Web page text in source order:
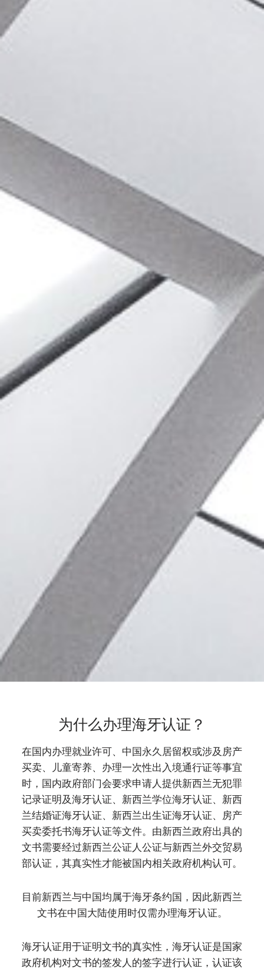
为什么办理海牙认证？
在国内办理就业许可、中国永久居留权或涉及房产
买卖、儿童寄养、办理一次性出入境通行证等事宜
时，国内政府部门会要求申请人提供新西兰无犯罪
记录证明及海牙认证、新西兰学位海牙认证、新西
兰结婚证海牙认证、新西兰出生证海牙认证、房产
买卖委托书海牙认证等文件。由新西兰政府出具的
文书需要经过新西兰公证人公证与新西兰外交贸易
部认证，其真实性才能被国内相关政府机构认可。
目前新西兰与中国均属于海牙条约国，因此新西兰
文书在中国大陆使用时仅需办理海牙认证。
海牙认证用于证明文书的真实性，海牙认证是国家
政府机构对文书的签发人的签字进行认证，认证该